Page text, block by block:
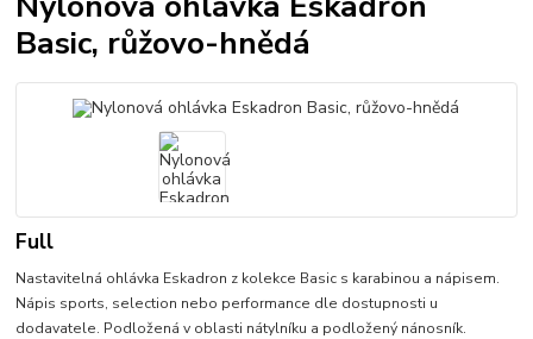
Basic, růžovo-hnědá
Full
Nastavitelná ohlávka Eskadron z kolekce Basic s karabinou a nápisem.
Nápis sports, selection nebo performance dle dostupnosti u
dodavatele. Podložená v oblasti nátylníku a podložený nánosník.